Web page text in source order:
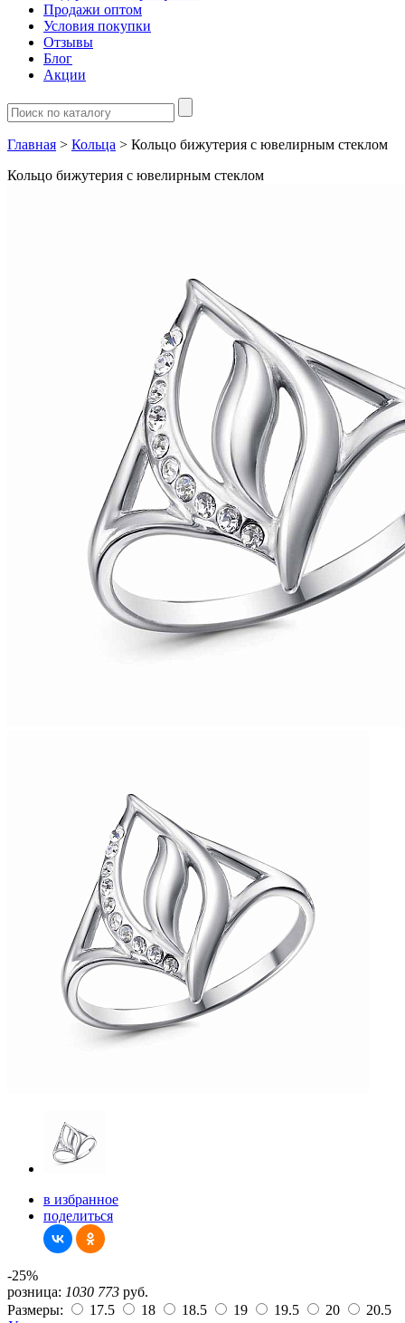
Продажи оптом
Условия покупки
Отзывы
Блог
Акции
Главная > Кольца > Кольцо бижутерия с ювелирным стеклом
Кольцо бижутерия с ювелирным стеклом
в избранное
поделиться
-25%
розница: 1030 773 руб.
Размеры:
17.5 18 18.5 19 19.5 20
20.5